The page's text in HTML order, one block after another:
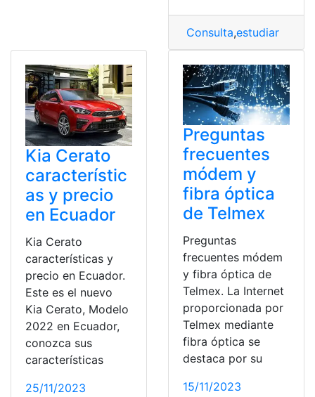
Consulta,estudiar
Kia Cerato
característic
as y precio
en Ecuador
Kia Cerato
características y
precio en Ecuador.
Este es el nuevo
Kia Cerato, Modelo
2022 en Ecuador,
conozca sus
características
25/11/2023
Preguntas
frecuentes
módem y
fibra óptica
de Telmex
Preguntas
frecuentes módem
y fibra óptica de
Telmex. La Internet
proporcionada por
Telmex mediante
fibra óptica se
destaca por su
15/11/2023